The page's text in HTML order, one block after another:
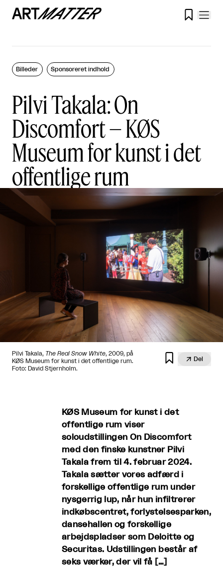

Pilvi Takala: On
Discomfort – KØS
Museum for kunst i det
offentlige rum
Billeder Sponsoreret indhold
Pilvi Takala, The Real Snow White, 2009, på
KØS Museum for kunst i det offentlige rum.
Foto: David Stjernholm.
  Del
KØS Museum for kunst i det
offentlige rum viser
soloudstillingen On Discomfort
med den finske kunstner Pilvi
Takala frem til 4. februar 2024.
Takala sætter vores adfærd i
forskellige offentlige rum under
nysgerrig lup, når hun infiltrerer
indkøbscentret, forlystelsesparken,
dansehallen og forskellige
arbejdspladser som Deloitte og
Securitas. Udstillingen består af
seks værker, der vil få […]